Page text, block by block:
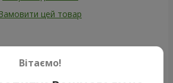
цей товар
клієнти
Вітаємо!